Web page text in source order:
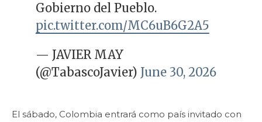
Gobierno del Pueblo.
pic.twitter.com/MC6uB6G2A5
— JAVIER MAY
(@TabascoJavier) June 30, 2026
El sábado, Colombia entrará como país invitado con